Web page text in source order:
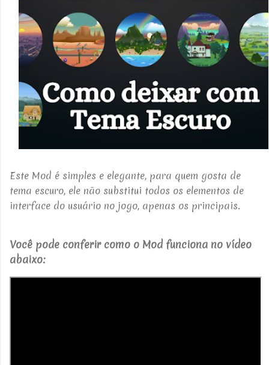
Este Mod é simples e elegante, para quem gosta de
tema escuro, ele não substitui todos os elementos de
interface do usuário no jogo, apenas os principais.
Você pode conferir como o Mod funciona no vídeo
abaixo: